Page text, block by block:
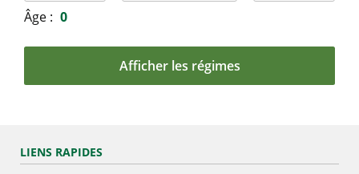
Âge : 0
Afficher les régimes
LIENS RAPIDES